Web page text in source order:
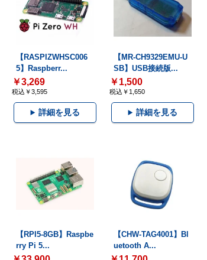
【RASPIZWHSC006
5】Raspberr...
￥3,269
税込￥3,595
詳細を見る
【MR-CH9329EMU-U
SB】USB接続版...
￥1,500
税込￥1,650
詳細を見る
【RPI5-8GB】Raspbe
rry Pi 5...
【CHW-TAG4001】Bl
uetooth A...